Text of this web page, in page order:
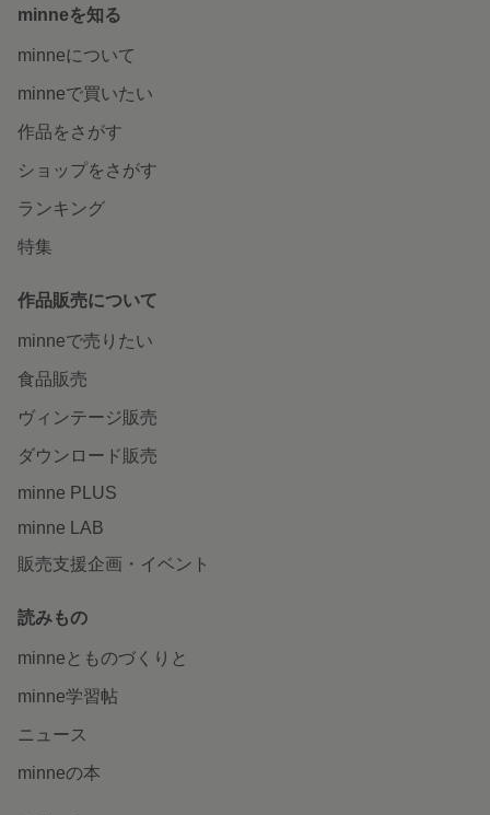
minneを知る
minneについて
minneで買いたい
作品をさがす
ショップをさがす
ランキング
特集
作品販売について
minneで売りたい
食品販売
ヴィンテージ販売
ダウンロード販売
minne PLUS
minne LAB
販売支援企画・イベント
読みもの
minneとものづくりと
minne学習帖
ニュース
minneの本